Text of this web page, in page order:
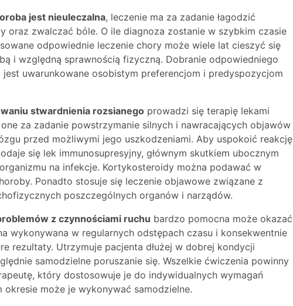
jest nieuleczalna, leczenie ma za zadanie łagodzić
oraz zwalczać bóle. O ile diagnoza zostanie w szybkim czasie
odpowiednie leczenie chory może wiele lat cieszyć się
i względną sprawnością fizyczną. Dobranie odpowiedniego
uwarunkowane osobistym preferencjom i predyspozycjom
stwardnienia rozsianego prowadzi się terapię lekami
za zadanie powstrzymanie silnych i nawracających objawów
przed możliwymi jego uszkodzeniami. Aby uspokoić reakcję
się lek immunosupresyjny, głównym skutkiem ubocznym
na infekcje. Kortykosteroidy można podawać w
Ponadto stosuje się leczenie objawowe związane z
poszczególnych organów i narządów.
z czynnościami ruchu bardzo pomocna może okazać
wykonywana w regularnych odstępach czasu i konsekwentnie
rezultaty. Utrzymuje pacjenta dłużej w dobrej kondycji
samodzielne poruszanie się. Wszelkie ćwiczenia powinny
który dostosowuje je do indywidualnych wymagań
okresie może je wykonywać samodzielne.